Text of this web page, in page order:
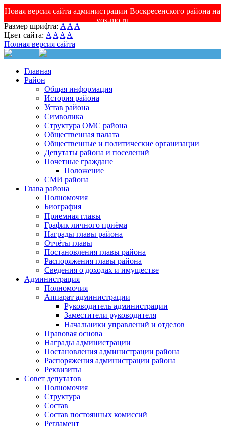
Новая версия сайта администрации Воскресенского района на
vos-mo.ru
Размер шрифта: A A A
Цвет сайта: A A A A
Полная версия сайта
Главная
Район
Общая информация
История района
Устав района
Символика
Структура ОМС района
Общественная палата
Общественные и политические организации
Депутаты района и поселений
Почетные граждане
Положение
СМИ района
Глава района
Полномочия
Биография
Приемная главы
График личного приёма
Награды главы района
Отчёты главы
Постановления главы района
Распоряжения главы района
Сведения о доходах и имуществе
Администрация
Полномочия
Аппарат администрации
Руководитель администрации
Заместители руководителя
Начальники управлений и отделов
Правовая основа
Награды администрации
Постановления администрации района
Распоряжения администрации района
Реквизиты
Совет депутатов
Полномочия
Структура
Состав
Состав постоянных комиссий
Регламент